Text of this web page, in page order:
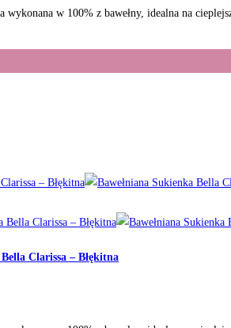
zł.
wykonana w 100% z bawełny, idealna na
Clarissa – Błękitna